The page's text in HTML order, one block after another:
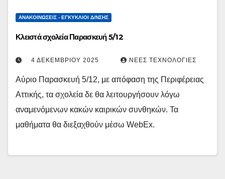
ΑΝΑΚΟΙΝΏΣΕΙΣ - ΕΓΚΎΚΛΙΟΙ Δ/ΝΣΗΣ
Κλειστά σχολεία Παρασκευή 5/12
4 ΔΕΚΕΜΒΡΊΟΥ 2025 ΝΈΕΣ ΤΕΧΝΟΛΟΓΊΕΣ
Αύριο Παρασκευή 5/12, με απόφαση της Περιφέρειας
Αττικής, τα σχολεία δε θα λειτουργήσουν λόγω
αναμενόμενων κακών καιρικών συνθηκών. Τα
μαθήματα θα διεξαχθούν μέσω WebEx.